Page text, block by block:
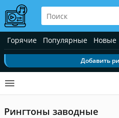
Горячие Популярные Новые
Добавить
Рингтоны заводные